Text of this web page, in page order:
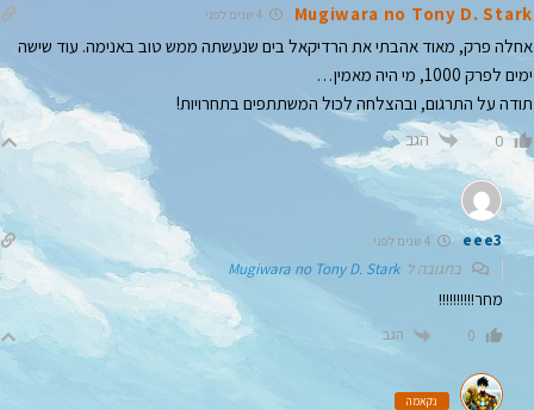
Mugiwara no Tony D. Stark 4 שנים לפני
אחלה פרק, מאוד אהבתי את הרדיקאל בים שנעשתה ממש טוב באנימה. עוד שישה
ימים לפרק 1000, מי היה מאמין…
תודה על התרגום, ובהצלחה לכול המשתתפים בתחרויות!
0 הגב
eee3
בתגובה לMugiwara no Tony D. Stark
מחר!!!!!!!!!!
0 הגב
נקאמה